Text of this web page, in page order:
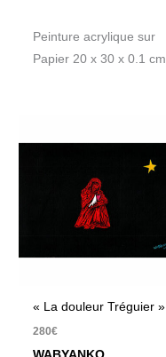
Peinture acrylique sur
Papier 20 x 30 x 0.1 cm
« La douleur Tréguier »
280€